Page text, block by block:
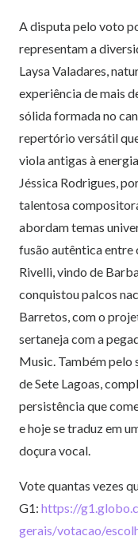
A disputa pelo voto
representam a
Laysa Valadares,
experiência de mais
sólida formada no
repertório versátil
viola antigas à
Jéssica Rodrigues,
talentosa
abordam temas
fusão autêntica entre
Rivelli, vindo de
conquistou palcos
Barretos, com o
sertaneja com a
Music. Também pelo
de Sete Lagoas,
persistência que
e hoje se traduz em
doçura vocal.
Vote quantas vezes
G1: https://
gerais/votacao/